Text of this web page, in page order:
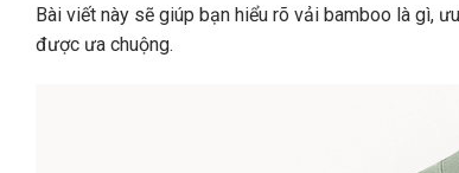
Bài viết này sẽ giúp bạn hiểu rõ vải bamboo là gì,
được ưa chuộng.